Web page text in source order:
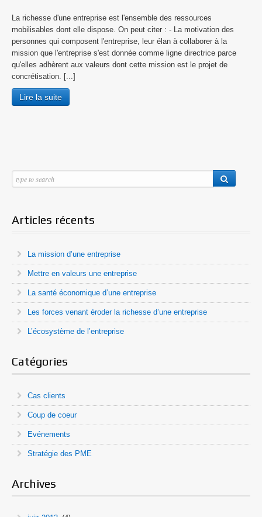
La richesse d'une entreprise est l'ensemble des ressources
mobilisables dont elle dispose. On peut citer : - La motivation des
personnes qui composent l'entreprise, leur élan à collaborer à la
mission que l'entreprise s'est donnée comme ligne directrice parce
qu'elles adhèrent aux valeurs dont cette mission est le projet de
concrétisation. [...]
Lire la suite
Articles récents
La mission d’une entreprise
Mettre en valeurs une entreprise
La santé économique d’une entreprise
Les forces venant éroder la richesse d’une entreprise
L’écosystème de l’entreprise
Catégories
Cas clients
Coup de coeur
Evénements
Stratégie des PME
Archives